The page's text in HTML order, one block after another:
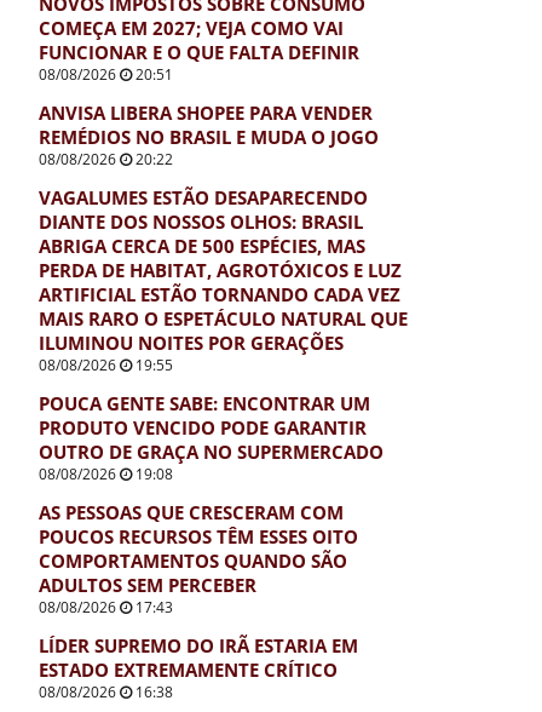
COMEÇA EM 2027; VEJA COMO VAI
FUNCIONAR E O QUE FALTA DEFINIR
08/08/2026 20:51
ANVISA LIBERA SHOPEE PARA VENDER
REMÉDIOS NO BRASIL E MUDA O JOGO
08/08/2026 20:22
VAGALUMES ESTÃO DESAPARECENDO
DIANTE DOS NOSSOS OLHOS: BRASIL
ABRIGA CERCA DE 500 ESPÉCIES, MAS
PERDA DE HABITAT, AGROTÓXICOS E LUZ
ARTIFICIAL ESTÃO TORNANDO CADA VEZ
MAIS RARO O ESPETÁCULO NATURAL QUE
ILUMINOU NOITES POR GERAÇÕES
08/08/2026 19:55
POUCA GENTE SABE: ENCONTRAR UM
PRODUTO VENCIDO PODE GARANTIR
OUTRO DE GRAÇA NO SUPERMERCADO
08/08/2026 19:08
AS PESSOAS QUE CRESCERAM COM
POUCOS RECURSOS TÊM ESSES OITO
COMPORTAMENTOS QUANDO SÃO
ADULTOS SEM PERCEBER
08/08/2026 17:43
LÍDER SUPREMO DO IRÃ ESTARIA EM
ESTADO EXTREMAMENTE CRÍTICO
08/08/2026 16:38